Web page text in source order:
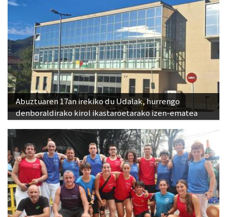
Abuztuaren 17an irekiko du Udalak, hurrengo
denboraldirako kirol ikastaroetarako izen-ematea